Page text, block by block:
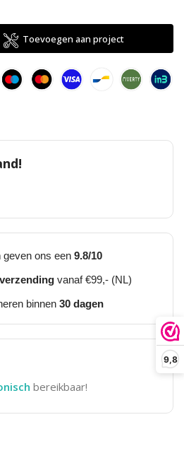
9,8
Toevoegen aan project
geven ons een 9.8/10
vanaf €99,- (NL)
binnen 30 dagen
bereikbaar!